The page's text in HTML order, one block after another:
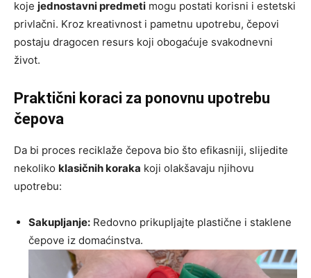
koje jednostavni predmeti mogu postati korisni i estetski
privlačni. Kroz kreativnost i pametnu upotrebu, čepovi
postaju dragocen resurs koji obogaćuje svakodnevni
život.
Praktični koraci za ponovnu upotrebu
čepova
Da bi proces reciklaže čepova bio što efikasniji, slijedite
nekoliko klasičnih koraka koji olakšavaju njihovu
upotrebu:
Sakupljanje: Redovno prikupljajte plastične i staklene
čepove iz domaćinstva.